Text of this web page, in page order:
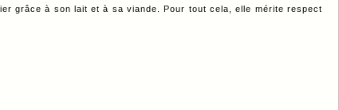
grâce à son lait et à sa viande. Pour tout cela, elle mérite respect